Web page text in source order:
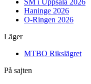
SM i Uppsala 2026
Haninge 2026
O-Ringen 2026
Läger
MTBO Rikslägret
På sajten